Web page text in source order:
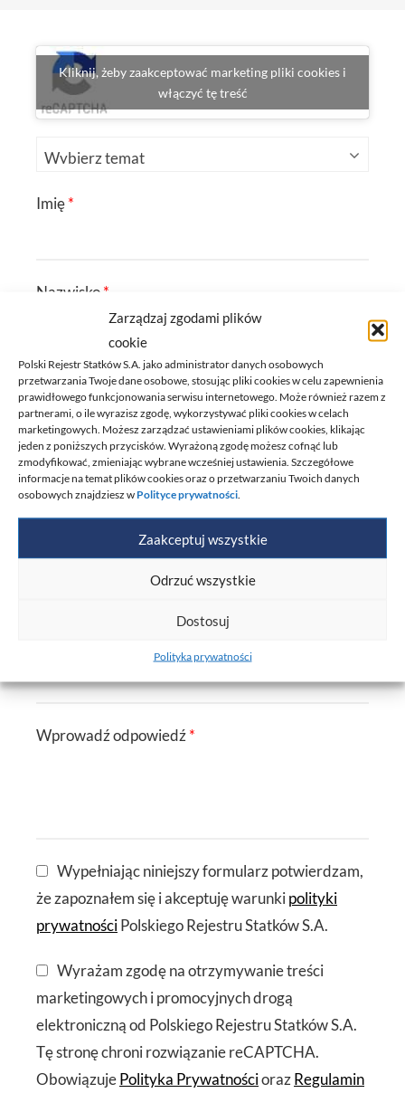
Zarządzaj zgodami plików
cookie
Polski Rejestr Statków S.A. jako administrator danych osobowych
przetwarzania Twoje dane osobowe, stosując pliki cookies w celu zapewnienia
prawidłowego funkcjonowania serwisu internetowego. Może również razem z
partnerami, o ile wyrazisz zgodę, wykorzystywać pliki cookies w celach
marketingowych. Możesz zarządzać ustawieniami plików cookies, klikając
jeden z poniższych przycisków. Wyrażoną zgodę możesz cofnąć lub
zmodyfikować, zmieniając wybrane wcześniej ustawienia. Szczegółowe
informacje na temat plików cookies oraz o przetwarzaniu Twoich danych
osobowych znajdziesz w Polityce prywatności
Zaakceptuj wszystkie
Odrzuć wszystkie
Dostosuj
Polityka prywatności
Kliknij, żeby zaakceptować marketing pliki cookies i
włączyć tę treść
Imię*
Nazwisko*
Adres e-mail*
Numer telefonu
+48
Firma
Wprowadź odpowiedź*
Wypełniając niniejszy formularz potwierdzam,
że zapoznałem się i akceptuję warunkipolityki
prywatnościPolskiego Rejestru Statków S.A.
Wyrażam zgodę na otrzymywanie treści
marketingowych i promocyjnych drogą
elektroniczną od Polskiego Rejestru Statków S.A.
Tę stronę chroni rozwiązanie reCAPTCHA.
ObowiązujePolityka PrywatnościorazRegulamin